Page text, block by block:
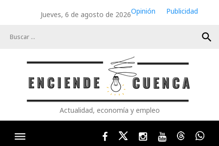
Jueves, 6 de agosto de 2026Opinión
Publicidad
search
Actualidad, economía y empleo
FacebookTwitterInstagram
YoutubeThreads